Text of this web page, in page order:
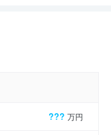
??? 万円